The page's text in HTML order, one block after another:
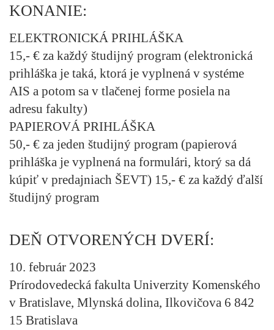
KONANIE:
ELEKTRONICKÁ PRIHLÁŠKA
15,- € za každý študijný program (elektronická
prihláška je taká, ktorá je vyplnená v systéme
AIS a potom sa v tlačenej forme posiela na
adresu fakulty)
PAPIEROVÁ PRIHLÁŠKA
50,- € za jeden študijný program (papierová
prihláška je vyplnená na formulári, ktorý sa dá
kúpiť v predajniach ŠEVT) 15,- € za každý ďalší
študijný program
DEŇ OTVORENÝCH DVERÍ:
10. február 2023​
Prírodovedecká fakulta Univerzity Komenského
v Bratislave, Mlynská dolina, Ilkovičova 6 842
15 Bratislava